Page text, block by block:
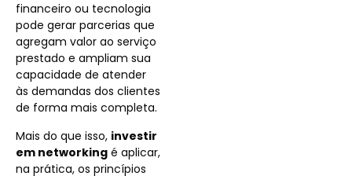
financeiro ou tecnologia
pode gerar parcerias que
agregam valor ao serviço
prestado e ampliam sua
capacidade de atender
às demandas dos clientes
de forma mais completa.
Mais do que isso, investir
em networking é aplicar,
na prática, os princípios